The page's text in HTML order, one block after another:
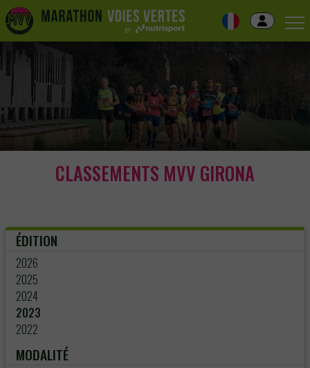
Skip
navigation
Skip
to
content
CLASSEMENTS MVV GIRONA
ÉDITION
2026
2025
2024
2023
2022
MODALITÉ